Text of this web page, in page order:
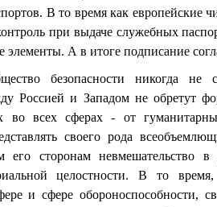
В то время как европейские
при выдаче служебных
элементы. А в итоге подписание
безопасности никогда не
Россией и Западом не обретут
во всех сферах - от
своего рода
его сторонам невмешательство
целостности. В то
и сфере обороноспособности,